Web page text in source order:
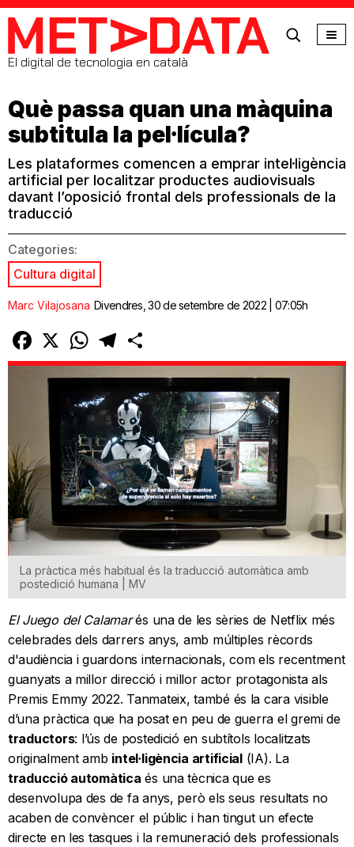
MetaData
El digital de tecnologia en català
Què passa quan una màquina
subtitula la pel·lícula?
Les plataformes comencen a emprar intel·ligència
artificial per localitzar productes audiovisuals
davant l’oposició frontal dels professionals de la
traducció
Categories:
Cultura digital
Marc Vilajosana Divendres, 30 de setembre de 2022 | 07:05h
Facebook
X WhatsAppTelegram
La pràctica més habitual és la traducció automàtica amb
postedició humana | MV
El Juego del Calamarés una de les sèries de Netflix més
celebrades dels darrers anys, amb múltiples rècords
d'audiència i guardons internacionals, com els recentment
guanyats a millor direcció i millor actor protagonista als
Premis Emmy 2022. Tanmateix, també és la cara visible
d’una pràctica que ha posat en peu de guerra el gremi de
traductors: l’ús de postedició en subtítols localitzats
originalment amb intel·ligència artificial(IA). La
traducció automàtica és una tècnica que es
desenvolupa des de fa anys, però els seus resultats no
acaben de convèncer el públic i han tingut un efecte
directe en les tasques i la remuneració dels professionals